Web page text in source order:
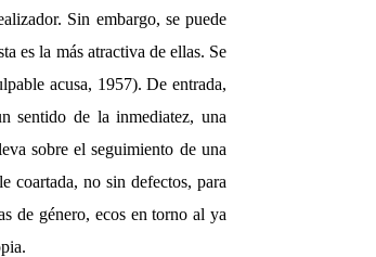
Sin embargo, se puede
es la más atractiva de ellas. Se
acusa, 1957). De entrada,
sentido de la inmediatez, una
sobre el seguimiento de una
coartada, no sin defectos, para
de género, ecos en torno al ya